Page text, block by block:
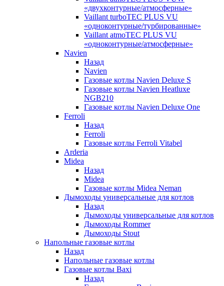
«двухконтурные/атмосферные»
Vaillant turboTEC PLUS VU
«одноконтурные/турбированные»
Vaillant atmoTEC PLUS VU
«одноконтурные/атмосферные»
Navien
Назад
Navien
Газовые котлы Navien Deluxe S
Газовые котлы Navien Heatluxe
NGB210
Газовые котлы Navien Deluxe One
Ferroli
Назад
Ferroli
Газовые котлы Ferroli Vitabel
Arderia
Midea
Назад
Midea
Газовые котлы Midea Neman
Дымоходы универсальные для котлов
Назад
Дымоходы универсальные для котлов
Дымоходы Rommer
Дымоходы Stout
Напольные газовые котлы
Назад
Напольные газовые котлы
Газовые котлы Baxi
Назад